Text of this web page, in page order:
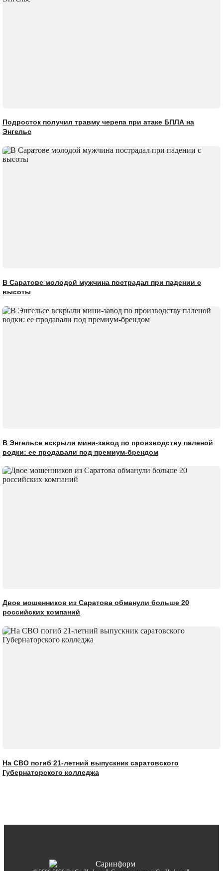
Подросток получил травму черепа при атаке БПЛА на
Энгельс
В Саратове молодой мужчина пострадал при падении с
высоты
В Энгельсе вскрыли мини-завод по производству паленой
водки: ее продавали под премиум-брендом
Двое мошенников из Саратова обманули больше 20
российских компаний
На СВО погиб 21-летний выпускник саратовского
Губернаторского колледжа